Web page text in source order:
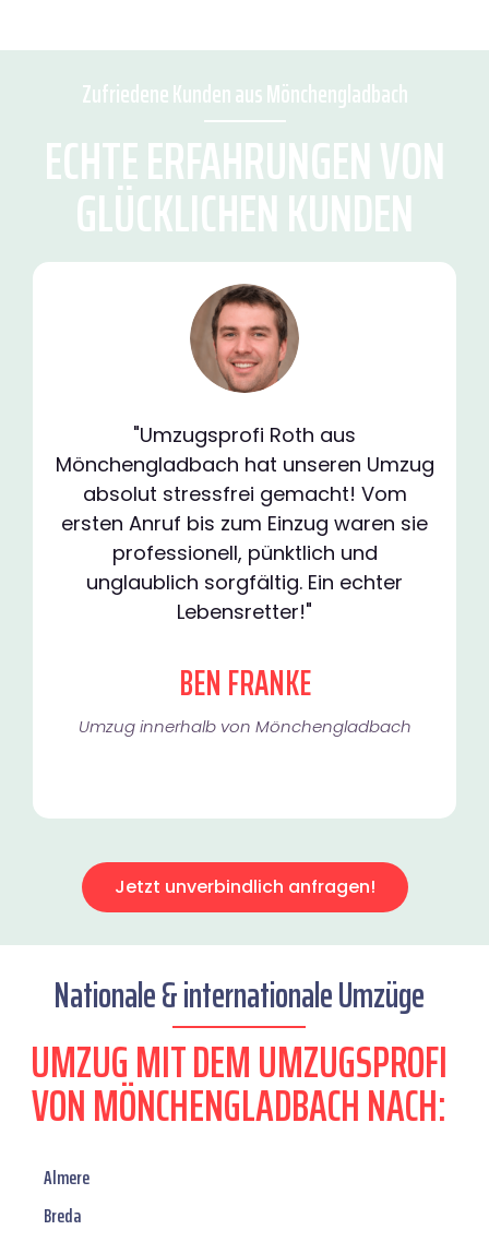
Zufriedene Kunden aus Mönchengladbach
ECHTE ERFAHRUNGEN VON
GLÜCKLICHEN KUNDEN
"Umzugsprofi Roth aus
Mönchengladbach hat unseren Umzug
absolut stressfrei gemacht! Vom
ersten Anruf bis zum Einzug waren sie
professionell, pünktlich und
unglaublich sorgfältig. Ein echter
Lebensretter!"
BEN FRANKE
Umzug innerhalb von Mönchengladbach​
Jetzt unverbindlich anfragen!
Nationale & internationale Umzüge
UMZUG MIT DEM UMZUGSPROFI
VON MÖNCHENGLADBACH NACH:
Almere
Breda